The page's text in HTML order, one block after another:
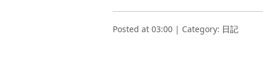
Posted at 03:00 | Category: 日記